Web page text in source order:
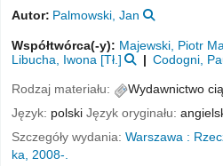
Autor: Palmowski, Jan
Współtwórca(-y): Majewski, Piotr
Libucha, Iwona [Tł.] Codogni,
Rodzaj materiału:
Wydawnictwo
Język: polski Język oryginału:
Szczegóły wydania: Warszawa :
ka,
2008-.